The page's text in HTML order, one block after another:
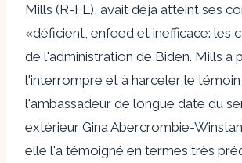
Mills (R-FL), avait déjà atteint ses
«déficient, enfeed et inefficace: les
de l'administration de Biden. Mills a
l'interrompre et à harceler le témoin
l'ambassadeur de longue date du
extérieur Gina Abercrombie-
elle l'a témoigné en termes très